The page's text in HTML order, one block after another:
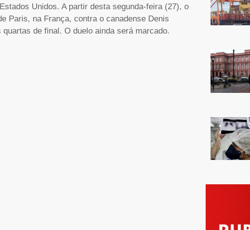
Unidos. A partir desta segunda-feira (27), o
Paris, na França, contra o canadense Denis
de final. O duelo ainda será marcado.